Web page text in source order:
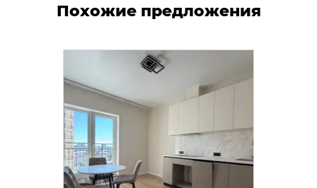
Похожие предложения